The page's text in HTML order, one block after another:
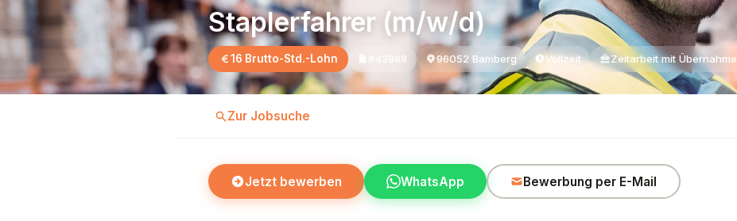
Staplerfahrer (m/w/d)
16 Brutto-Std.-Lohn #43968 96052 Bamberg Vollzeit Zeitarbeit mit Übernahme
Zur Jobsuche
Jetzt bewerben WhatsApp Bewerbung per E-Mail